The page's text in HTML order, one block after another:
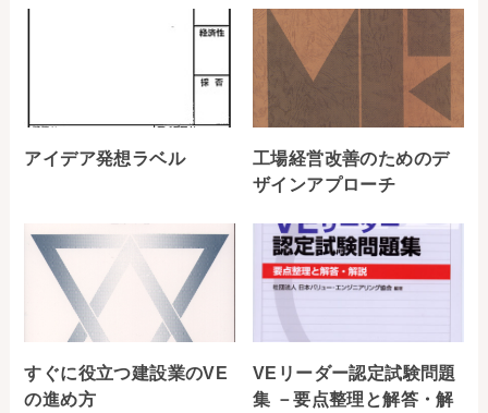
アイデア発想ラベル
工場経営改善のためのデ
ザインアプローチ
すぐに役立つ建設業のVE
の進め方
VEリーダー認定試験問題
集 －要点整理と解答・解